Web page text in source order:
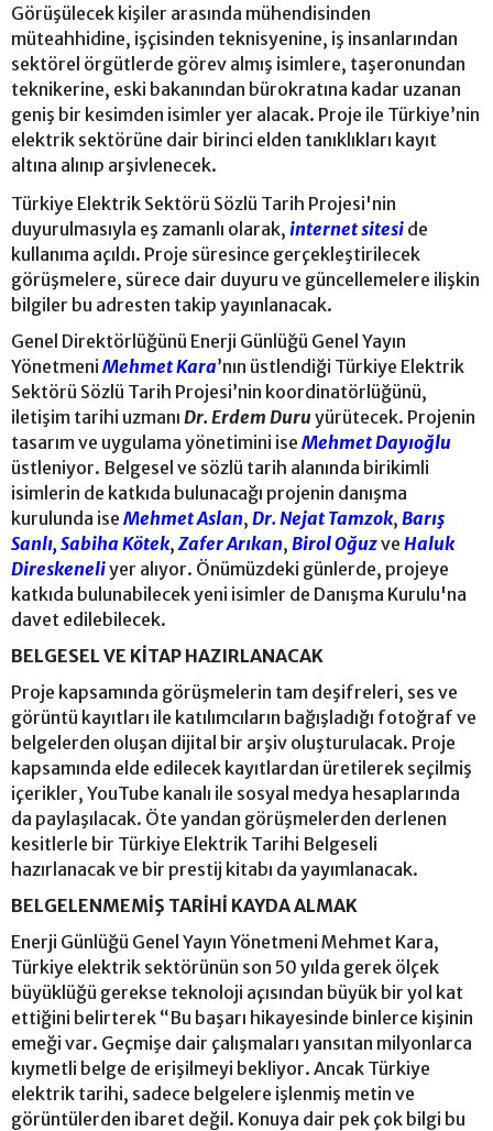
Görüşülecek kişiler arasında mühendisinden
müteahhidine, işçisinden teknisyenine, iş insanlarından
sektörel örgütlerde görev almış isimlere, taşeronundan
teknikerine, eski bakanından bürokratına kadar uzanan
geniş bir kesimden isimler yer alacak. Proje ile Türkiye’nin
elektrik sektörüne dair birinci elden tanıklıkları kayıt
altına alınıp arşivlenecek.
Türkiye Elektrik Sektörü Sözlü Tarih Projesi'nin
duyurulmasıyla eş zamanlı olarak, internet sitesi de
kullanıma açıldı. Proje süresince gerçekleştirilecek
görüşmelere, sürece dair duyuru ve güncellemelere ilişkin
bilgiler bu adresten takip yayınlanacak.
Genel Direktörlüğünü Enerji Günlüğü Genel Yayın
Yönetmeni Mehmet Kara’nın üstlendiği Türkiye Elektrik
Sektörü Sözlü Tarih Projesi’nin koordinatörlüğünü,
iletişim tarihi uzmanı Dr. Erdem Duruyürütecek. Projenin
tasarım ve uygulama yönetimini ise Mehmet Dayıoğlu
üstleniyor. Belgesel ve sözlü tarih alanında birikimli
isimlerin de katkıda bulunacağı projenin danışma
kurulunda ise Mehmet Aslan, Dr. Nejat Tamzok, Barış
Sanlı, Sabiha Kötek, Zafer Arıkan, Birol Oğuzve Haluk
Direskeneliyer alıyor. Önümüzdeki günlerde, projeye
katkıda bulunabilecek yeni isimler de Danışma Kurulu'na
davet edilebilecek.
BELGESEL VE KİTAP HAZIRLANACAK
Proje kapsamında görüşmelerin tam deşifreleri, ses ve
görüntü kayıtları ile katılımcıların bağışladığı fotoğraf ve
belgelerden oluşan dijital bir arşiv oluşturulacak. Proje
kapsamında elde edilecek kayıtlardan üretilerek seçilmiş
içerikler, YouTube kanalı ile sosyal medya hesaplarında
da paylaşılacak. Öte yandan görüşmelerden derlenen
kesitlerle bir Türkiye Elektrik Tarihi Belgeseli
hazırlanacak ve bir prestij kitabı da yayımlanacak.
BELGELENMEMİŞ TARİHİ KAYDA ALMAK
Enerji Günlüğü Genel Yayın Yönetmeni Mehmet Kara,
Türkiye elektrik sektörünün son 50 yılda gerek ölçek
büyüklüğü gerekse teknoloji açısından büyük bir yol kat
ettiğini belirterek “Bu başarı hikayesinde binlerce kişinin
emeği var. Geçmişe dair çalışmaları yansıtan milyonlarca
kıymetli belge de erişilmeyi bekliyor. Ancak Türkiye
elektrik tarihi, sadece belgelere işlenmiş metin ve
görüntülerden ibaret değil. Konuya dair pek çok bilgi bu